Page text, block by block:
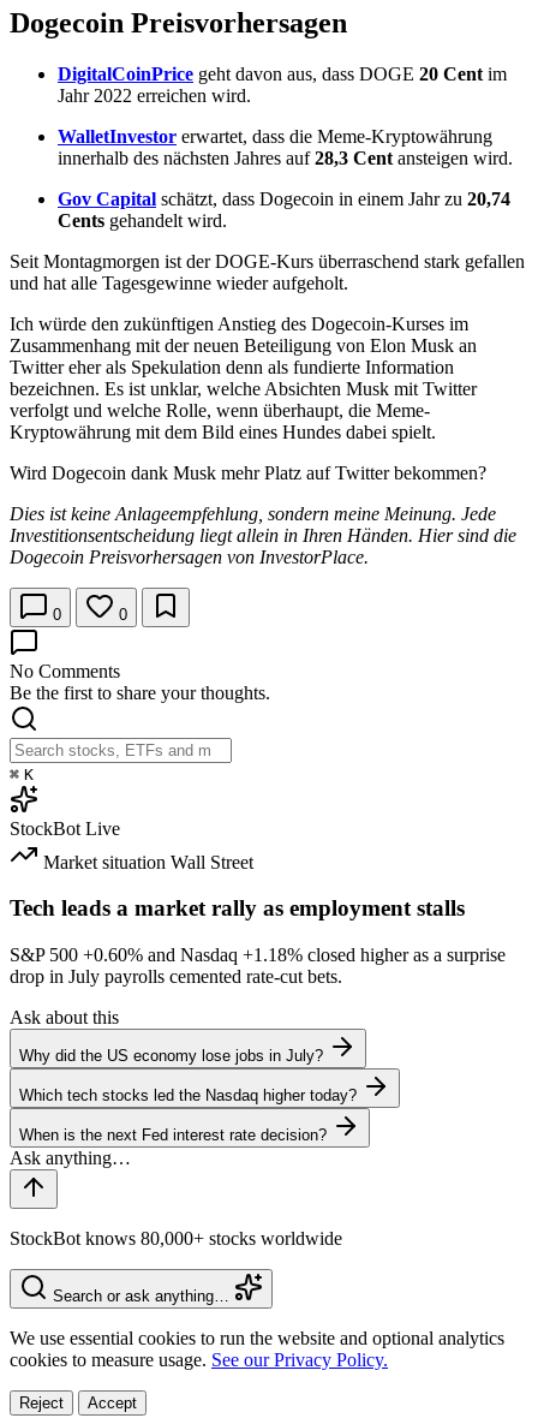
Dogecoin Preisvorhersagen
DigitalCoinPrice geht davon aus, dass DOGE 20 Cent im
Jahr 2022 erreichen wird.
WalletInvestor erwartet, dass die Meme-Kryptowährung
innerhalb des nächsten Jahres auf28,3 Cent ansteigen wird.
Gov Capital schätzt, dass Dogecoin in einem Jahr zu 20,74
Cents gehandelt wird.
Seit Montagmorgen ist der DOGE-Kurs überraschend stark gefallen
und hat alle Tagesgewinne wieder aufgeholt.
Ich würde den zukünftigen Anstieg des Dogecoin-Kurses im
Zusammenhang mit der neuen Beteiligung von Elon Musk an
Twitter eher als Spekulation denn als fundierte Information
bezeichnen. Es ist unklar, welche Absichten Musk mit Twitter
verfolgt und welche Rolle, wenn überhaupt, die Meme-
Kryptowährung mit dem Bild eines Hundes dabei spielt.
Wird Dogecoin dank Musk mehr Platz auf Twitter bekommen?
Dies ist keine Anlageempfehlung, sondern meine Meinung. Jede
Investitionsentscheidung liegt allein in Ihren Händen. Hier sind die
Dogecoin Preisvorhersagen von InvestorPlace.
0 0
No Comments
Be the first to share your thoughts.
⌘ K
StockBot Live
Market situation Wall Street
Tech leads a market rally as employment stalls
S&P 500 +0.60% and Nasdaq +1.18% closed higher as a surprise
drop in July payrolls cemented rate-cut bets.
Ask about this
Why did the US economy lose jobs in July?
Which tech stocks led the Nasdaq higher today?
When is the next Fed interest rate decision?
StockBot knows 80,000+ stocks worldwide
Search or ask anything…
We use essential cookies to run the website and optional analytics
cookies to measure usage. See our Privacy Policy.
Reject Accept